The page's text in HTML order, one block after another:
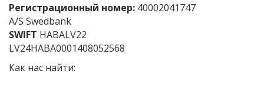
Регистрационный номер: 40002041747
A/S Swedbank
SWIFT HABALV22
LV24HABA0001408052568
Как нас найти: